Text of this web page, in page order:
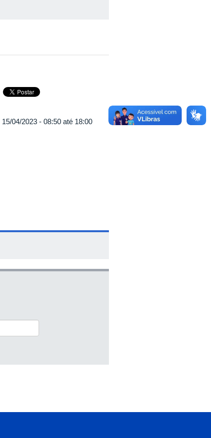
15/04/2023 -08:50 até 18:00